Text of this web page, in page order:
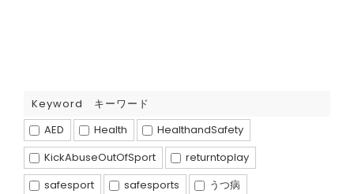
Keyword キーワード
AED
Health
HealthandSafety
KickAbuseOutOfSport
returntoplay
safesport
safesports
うつ病